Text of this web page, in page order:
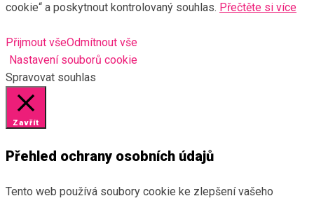
cookie“ a poskytnout kontrolovaný souhlas. Přečtěte si více
Přijmout všeOdmítnout vše
Nastavení souborů cookie
Spravovat souhlas
Zavřít
Přehled ochrany osobních údajů
Tento web používá soubory cookie ke zlepšení vašeho